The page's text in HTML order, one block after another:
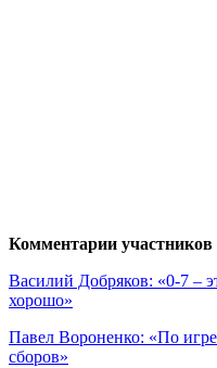
Комментарии
Василий Добряков: «0-7 –
хорошо»
Павел Вороненко: «По
сборов»